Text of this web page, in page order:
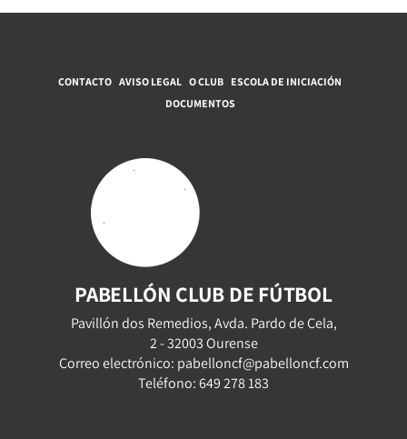
CONTACTO AVISO LEGAL O CLUB ESCOLA DE INICIACIÓN
DOCUMENTOS
PABELLÓN CLUB DE FÚTBOL
Pavillón dos Remedios, Avda. Pardo de Cela,
2 - 32003 Ourense
Correo electrónico: pabelloncf@pabelloncf.com
Teléfono: 649 278 183